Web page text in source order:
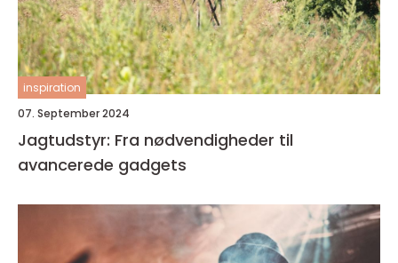
inspiration
07. September 2024
Jagtudstyr: Fra nødvendigheder til
avancerede gadgets